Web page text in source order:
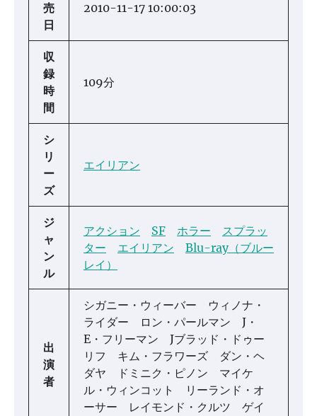
売
日
2010-11-17 10:00:03
収
録
時
間
109分
シ
リ
ー
ズ
エイリアン
ジ
ャ
ン
ル
アクション SF ホラー
スプラッ
ター
エイリアン
Blu-ray（ブルー
レイ）
出
演
者
シガニー・ウィーバー ウィノナ・
ライダー ロン・パールマン J・
E・フリーマン Jブラッド・ドゥー
リフ キム・フラワーズ ダン・ヘ
ダヤ ドミニク・ピノン マイケ
ル・ウィンコット リーランド・オ
ーサー レイモンド・クルツ ゲイ